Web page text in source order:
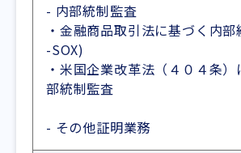
- 内部統制監査
・金融商品取引法に基づく内
-SOX)
・米国企業改革法（４０４条
部統制監査
- その他証明業務